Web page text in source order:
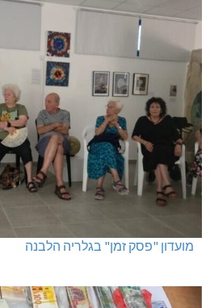
מועדון "פסק זמן" בגלריה הלבנה